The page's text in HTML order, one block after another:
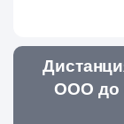
ООО до